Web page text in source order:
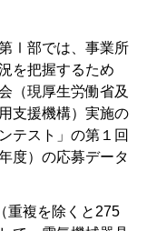
Ⅰ部では、事業所
を把握するため
（現厚生労働省及
支援機構）実施の
テスト」の第１回
度）の応募データ
重複を除くと275